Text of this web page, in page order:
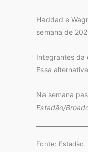
Haddad e
semana de
Integrantes da
Essa
Na semana
Estadão/
Fonte: Estadão